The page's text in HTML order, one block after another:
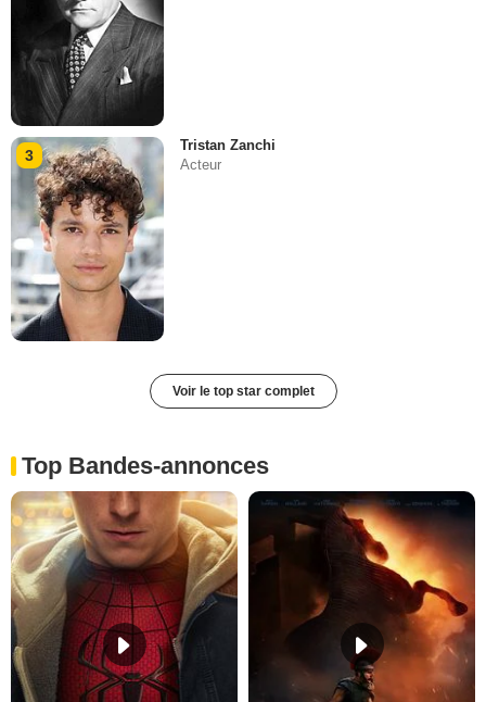
3
Tristan Zanchi
Acteur
Voir le top star complet
Top Bandes-annonces